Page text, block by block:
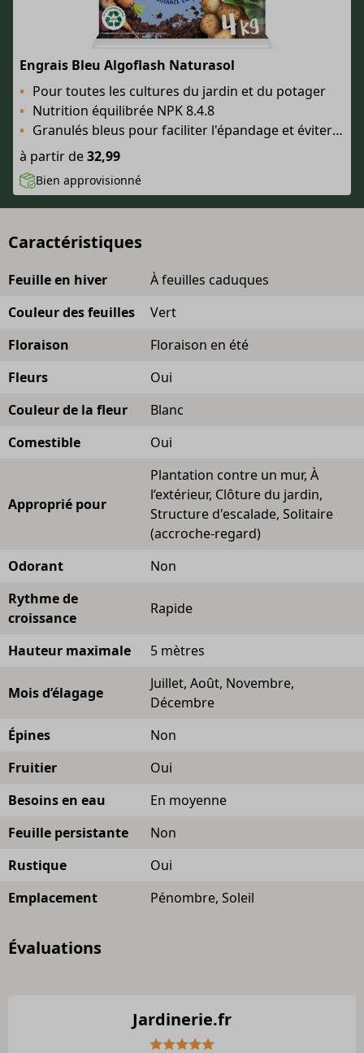
Engrais Bleu Algoflash Naturasol
Pour toutes les cultures du jardin et du potager
Nutrition équilibrée NPK 8.4.8
Granulés bleus pour faciliter l'épandage et éviter le surdosage
à partir de32,99
Bien approvisionné
Caractéristiques
Feuille en hiver
À feuilles caduques
Couleur des feuilles
Vert
Floraison
Floraison en été
Fleurs
Oui
Couleur de la fleur
Blanc
Comestible
Oui
Approprié pour
Plantation contre un mur, À
l’extérieur, Clôture du jardin,
Structure d'escalade, Solitaire
(accroche-regard)
Odorant
Non
Rythme de
croissance
Rapide
Hauteur maximale 5 mètres
Mois d’élagage
Juillet, Août, Novembre,
Décembre
Épines
Non
Fruitier
Oui
Besoins en eau
En moyenne
Feuille persistante
Non
Rustique
Oui
Emplacement
Pénombre, Soleil
Évaluations
Jardinerie.fr